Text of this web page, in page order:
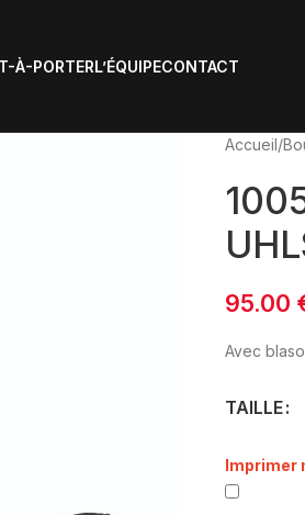
À-PORTERL’ÉQUIPECONTACT
Accueil/
95.00
Avec
TAILLE
Imprimer